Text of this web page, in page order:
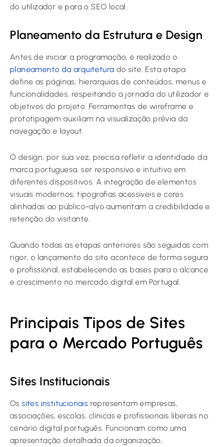
do utilizador e para o SEO local.
Planeamento da Estrutura e Design
Antes de iniciar a programação, é realizado o
planeamento da arquitetura do site. Esta etapa
define as páginas, hierarquias de conteúdos, menus e
funcionalidades, respeitando a jornada do utilizador e
objetivos do projeto. Ferramentas de wireframe e
prototipagem auxiliam na visualização prévia da
navegação e layout.
O design, por sua vez, precisa refletir a identidade da
marca portuguesa, ser responsivo e intuitivo em
diferentes dispositivos. A integração de elementos
visuais modernos, tipografias acessíveis e cores
alinhadas ao público-alvo aumentam a credibilidade e
retenção do visitante.
Quando todas as etapas anteriores são seguidas com
rigor, o lançamento do site acontece de forma segura
e profissional, estabelecendo as bases para o alcance
e crescimento no mercado digital em Portugal.
Principais Tipos de Sites
para o Mercado Português
Sites Institucionais
Ossites institucionais representam empresas,
associações, escolas, clínicas e profissionais liberais no
cenário digital português. Funcionam como uma
apresentação detalhada da organização,